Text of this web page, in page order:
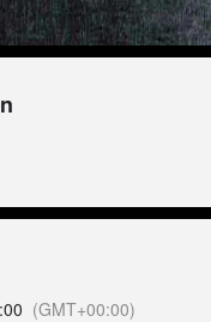
(GMT+00:00)